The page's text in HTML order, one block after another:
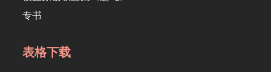
专书
表格下载